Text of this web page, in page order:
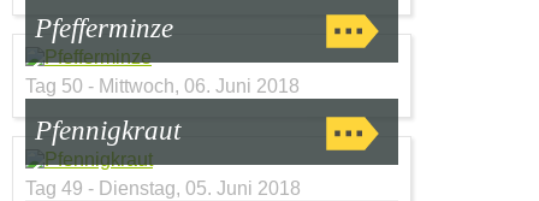
Pfefferminze
Tag 50 - Mittwoch, 06. Juni 2018
Pfennigkraut
Tag 49 - Dienstag, 05. Juni 2018